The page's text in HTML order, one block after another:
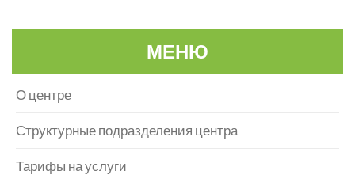
МЕНЮ
О центре
Структурные подразделения центра
Тарифы на услуги